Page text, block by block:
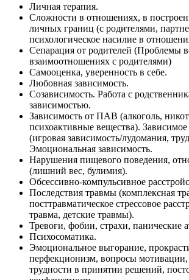
Личная терапия.
Сложности в отношениях, в
личных границ (с родителями,
психологическое насилие в
Сепарация от родителей (Проблемы
взаимоотношениях с родителями)
Самооценка, уверенность в себе.
Любовная зависимость.
Созависимость. Работа с
зависимостью.
Зависимость от ПАВ (алкоголь,
психоактивные вещества).
(игровая зависимость/лудомания,
Эмоциональная зависимость.
Нарушения пищевого поведения,
(лишний вес, булимия).
Обсессивно-компульсивное
Последствия травмы (комплексная
посттравматическое стрессовое
травма, детские травмы).
Тревоги, фобии, страхи, панические
Психосоматика.
Эмоциональное выгорание,
перфекционизм, вопросы мотивации,
трудности в принятии решений,